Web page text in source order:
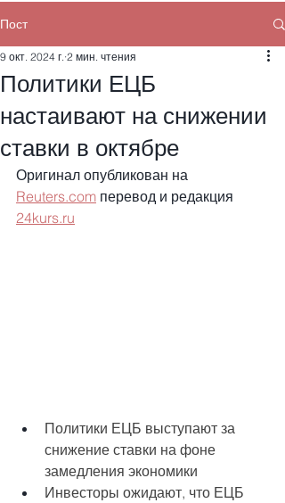
Пост
Политики ЕЦБ
настаивают на снижении
ставки в октябре
9 окт. 2024 г. 2 мин. чтения
Оригинал опубликован на
Reuters.com перевод и редакция
24kurs.ru
Политики ЕЦБ выступают за
снижение ставки на фоне
замедления экономики
Инвесторы ожидают, что ЕЦБ